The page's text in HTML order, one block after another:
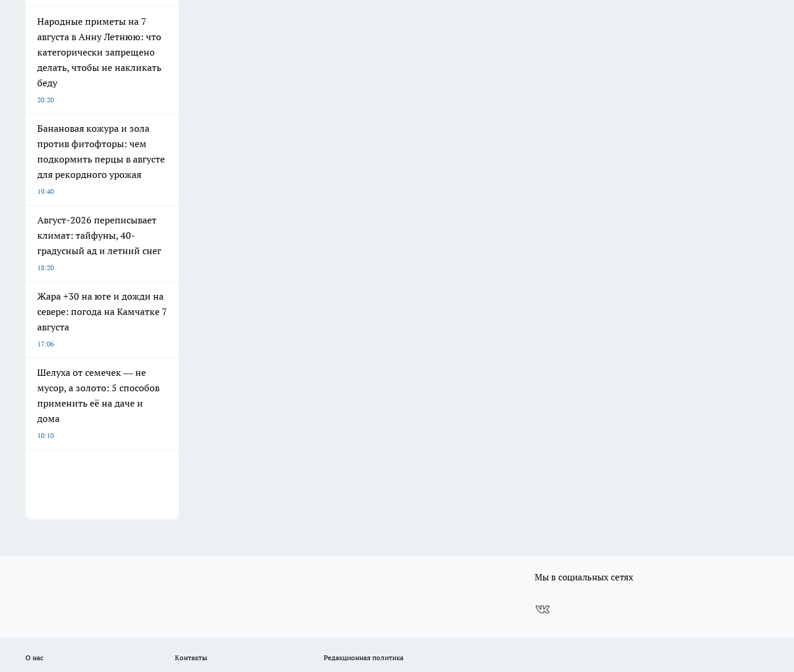
Народные приметы на 7
августа в Анну Летнюю: что
категорически запрещено
делать, чтобы не накликать
беду
20:20
Банановая кожура и зола
против фитофторы: чем
подкормить перцы в августе
для рекордного урожая
19:40
Август-2026 переписывает
климат: тайфуны, 40-
градусный ад и летний снег
18:20
Жара +30 на юге и дожди на
севере: погода на Камчатке 7
августа
17:06
Шелуха от семечек — не
мусор, а золото: 5 способов
применить её на даче и
дома
10:10
Мы в социальных сетях
О нас Контакты Редакционная политика